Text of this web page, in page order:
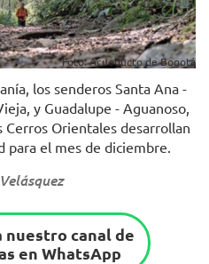
Foto: Acueducto de Bogotá
los senderos Santa Ana -
y Guadalupe - Aguanoso,
Orientales desarrollan
para el mes de diciembre.
nuestro canal de
en WhatsApp